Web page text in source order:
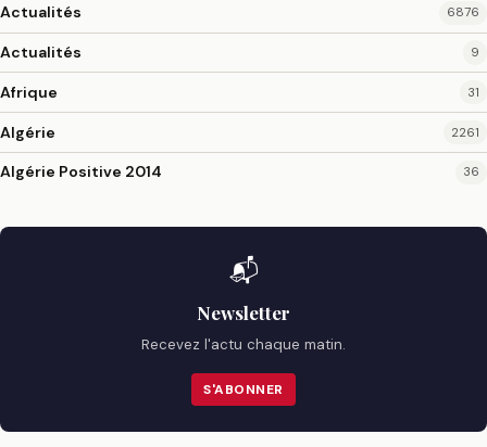
Actualités 6876
Actualités 9
Afrique 31
Algérie 2261
Algérie Positive 2014 36
📬
Newsletter
Recevez l'actu chaque matin.
S'ABONNER